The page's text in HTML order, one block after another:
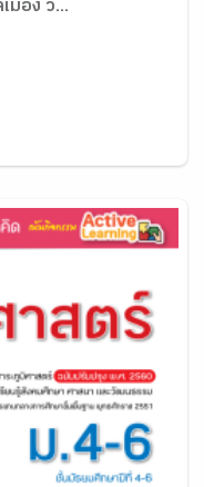
มือง วั...